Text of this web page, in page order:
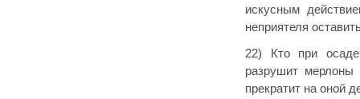
искусным
неприятеля
22) Кто при
разрушит мерлоны
прекратит на оной